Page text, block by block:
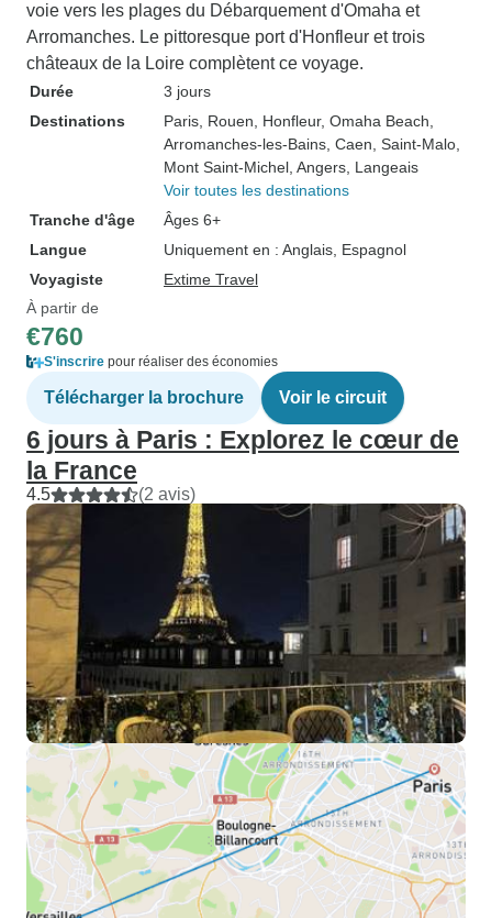
voie vers les plages du Débarquement d'Omaha et
Arromanches. Le pittoresque port d'Honfleur et trois
châteaux de la Loire complètent ce voyage.
Durée
3 jours
Destinations
Paris , Rouen , Honfleur, Omaha Beach
Arromanches-les-Bains , Caen , Saint-Malo
Mont Saint-Michel , Angers , Langeais
Voir toutes les destinations
Tranche d'âge
Âges 6+
Langue
Uniquement en : Anglais, Espagnol
Voyagiste
Extime Travel
À partir de
€760
S'inscrire pour réaliser des économies
Télécharger la brochure Voir le circuit
6 jours à Paris : Explorez le cœur de
la France
4.5 (2 avis)